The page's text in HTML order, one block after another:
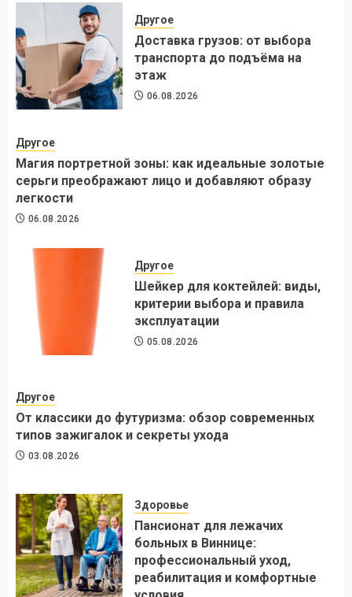
Другое
Доставка грузов: от выбора
транспорта до подъёма на
этаж
06.08.2026
Другое
Магия портретной зоны: как идеальные золотые
серьги преображают лицо и добавляют образу
легкости
06.08.2026
Другое
Шейкер для коктейлей: виды,
критерии выбора и правила
эксплуатации
05.08.2026
Другое
От классики до футуризма: обзор современных
типов зажигалок и секреты ухода
03.08.2026
Здоровье
Пансионат для лежачих
больных в Виннице:
профессиональный уход,
реабилитация и комфортные